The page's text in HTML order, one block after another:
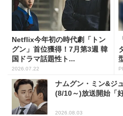
Netflix今年初の時代劇「トン
グン」首位獲得！7月第3週 韓
国ドラマ話題性ト...
2026.07.22
ナムグン・ミン&ジ
(8/10～)放送開始「
2026.08.03